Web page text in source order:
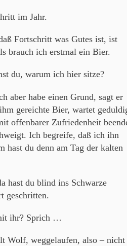
im Jahr.
Fortschritt was Gutes ist, ist
brauch ich erstmal ein Bier.
du, warum ich hier sitze?
aber habe einen Grund, sagt er
gereichte Bier, wartet
offenbarer Zufriedenheit
Ich begreife, daß ich ihn
hast du denn am Tag der kalten
hast du blind ins Schwarze
geschritten.
ihr? Sprich …
Wolf, weggelaufen, also – nicht